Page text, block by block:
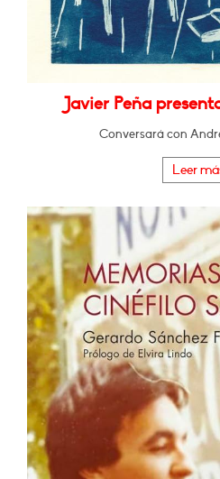
Javier Peña
Conversará con
Leer